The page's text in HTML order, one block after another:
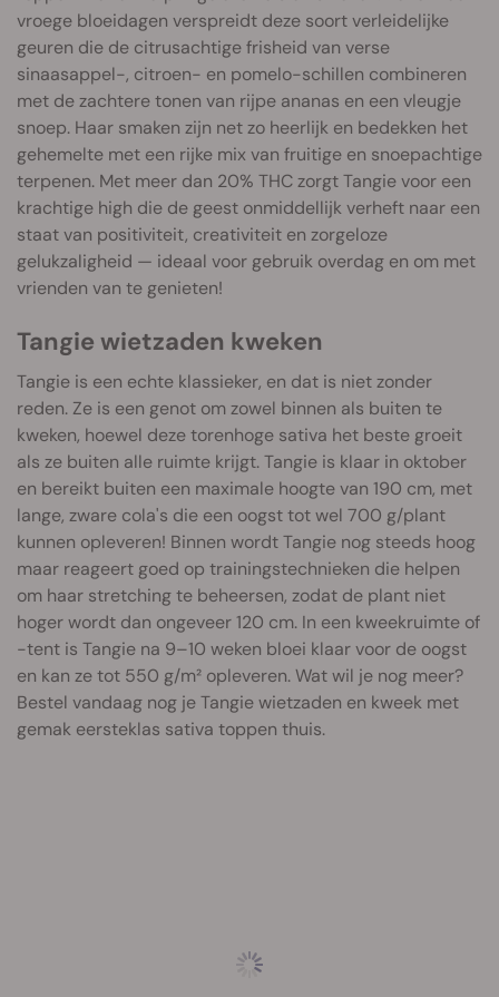
vroege bloeidagen verspreidt deze soort verleidelijke
geuren die de citrusachtige frisheid van verse
sinaasappel-, citroen- en pomelo-schillen combineren
met de zachtere tonen van rijpe ananas en een vleugje
snoep. Haar smaken zijn net zo heerlijk en bedekken het
gehemelte met een rijke mix van fruitige en snoepachtige
terpenen. Met meer dan 20% THC zorgt Tangie voor een
krachtige high die de geest onmiddellijk verheft naar een
staat van positiviteit, creativiteit en zorgeloze
gelukzaligheid — ideaal voor gebruik overdag en om met
vrienden van te genieten!
Tangie wietzaden kweken
Tangie is een echte klassieker, en dat is niet zonder
reden. Ze is een genot om zowel binnen als buiten te
kweken, hoewel deze torenhoge sativa het beste groeit
als ze buiten alle ruimte krijgt. Tangie is klaar in oktober
en bereikt buiten een maximale hoogte van 190 cm, met
lange, zware cola's die een oogst tot wel 700 g/plant
kunnen opleveren! Binnen wordt Tangie nog steeds hoog
maar reageert goed op trainingstechnieken die helpen
om haar stretching te beheersen, zodat de plant niet
hoger wordt dan ongeveer 120 cm. In een kweekruimte of
-tent is Tangie na 9–10 weken bloei klaar voor de oogst
en kan ze tot 550 g/m² opleveren. Wat wil je nog meer?
Bestel vandaag nog je Tangie wietzaden en kweek met
gemak eersteklas sativa toppen thuis.